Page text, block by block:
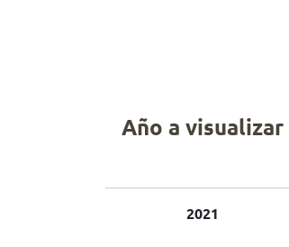
Año a visualizar
2021